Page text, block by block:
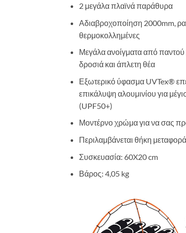
2 μεγάλα πλαϊνά παράθυρα
Αδιαβροχοποίηση 2000mm,
θερμοκολλημένες
Μεγάλα ανοίγματα από παντού
δροσιά και άπλετη θέα
Εξωτερικό ύφασμα UVTex®
επικάλυψη αλουμινίου για
(UPF50+)
Μοντέρνο χρώμα για να σας
Περιλαμβάνεται θήκη
Συσκευασία: 60X20 cm
Βάρος: 4,05 kg